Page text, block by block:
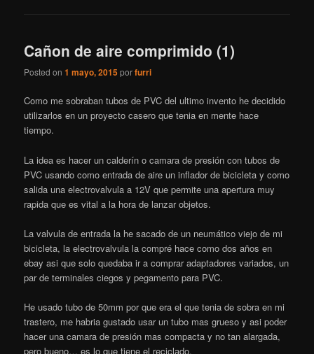
Cañon de aire comprimido (1)
Posted on1 mayo, 2015porfurri
Como me sobraban tubos de PVC del ultimo invento he decidido
utilizarlos en un proyecto casero que tenia en mente hace
tiempo.
La idea es hacer un calderín o camara de presión con tubos de
PVC usando como entrada de aire un inflador de bicicleta y como
salida una electrovalvula a 12V que permite una apertura muy
rapida que es vital a la hora de lanzar objetos.
La valvula de entrada la he sacado de un neumático viejo de mi
bicicleta, la electrovalvula la compré hace como dos años en
ebay asi que solo quedaba ir a comprar adaptadores variados, un
par de terminales ciegos y pegamento para PVC.
He usado tubo de 50mm por que era el que tenia de sobra en mi
trastero, me habria gustado usar un tubo mas grueso y asi poder
hacer una camara de presión mas compacta y no tan alargada,
pero bueno… es lo que tiene el reciclado.